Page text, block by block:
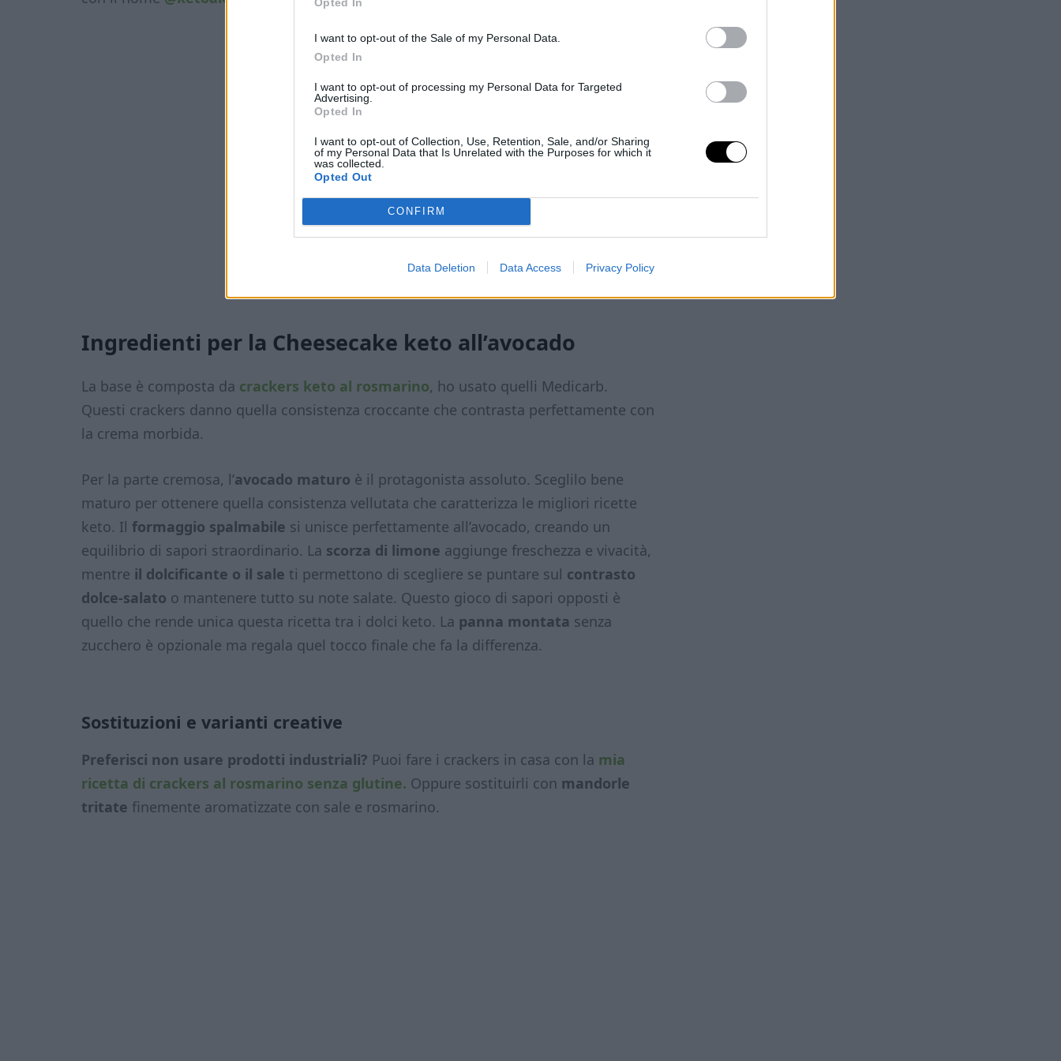
I want to opt-out of the Sale of my Personal Data.
Opted In
I want to opt-out of processing my Personal Data for Targeted
Advertising.
Opted In
I want to opt-out of Collection, Use, Retention, Sale, and/or Sharing
of my Personal Data that Is Unrelated with the Purposes for which it
was collected.
Opted Out
CONFIRM
Data Deletion Data Access Privacy Policy
Ingredienti per la Cheesecake keto all’avocado
La base è composta da crackers keto al rosmarino, ho usato quelli Medicarb.
Questi crackers danno quella consistenza croccante che contrasta perfettamente con
la crema morbida.
Per la parte cremosa, l’avocado maturo è il protagonista assoluto. Sceglilo bene
maturo per ottenere quella consistenza vellutata che caratterizza le migliori ricette
keto. Il formaggio spalmabile si unisce perfettamente all’avocado, creando un
equilibrio di sapori straordinario. La scorza di limone aggiunge freschezza e vivacità,
mentre il dolcificante o il sale ti permettono di scegliere se puntare sul contrasto
dolce-salato o mantenere tutto su note salate. Questo gioco di sapori opposti è
quello che rende unica questa ricetta tra i dolci keto. La panna montata senza
zucchero è opzionale ma regala quel tocco finale che fa la differenza.
Sostituzioni e varianti creative
Preferisci non usare prodotti industriali? Puoi fare i crackers in casa con la mia
ricetta di crackers al rosmarino senza glutine. Oppure sostituirli con mandorle
tritate finemente aromatizzate con sale e rosmarino.